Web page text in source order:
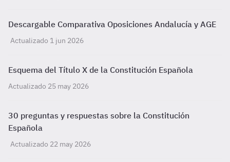
Descargable Comparativa Oposiciones Andalucía y AGE
Actualizado 1 jun 2026
Esquema del Título X de la Constitución Española
Actualizado 25 may 2026
30 preguntas y respuestas sobre la Constitución
Española
Actualizado 22 may 2026